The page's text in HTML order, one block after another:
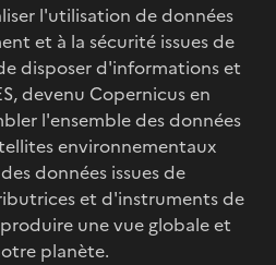
l'utilisation de données
et à la sécurité issues de
disposer d'informations et
devenu Copernicus en
l'ensemble des données
environnementaux
données issues de
et d'instruments de
une vue globale et
planète.